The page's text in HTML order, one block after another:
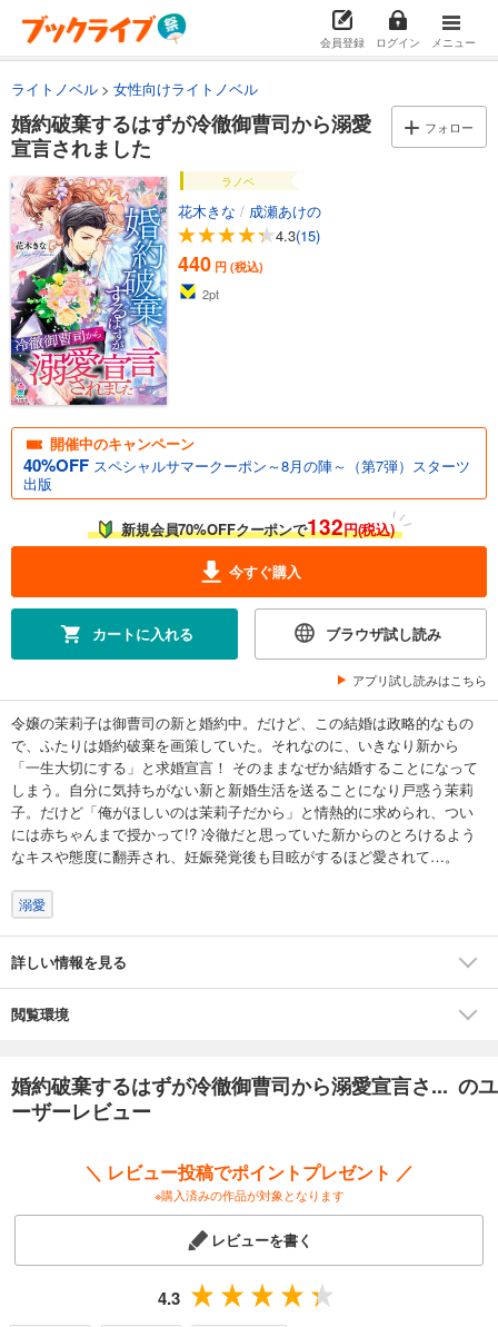
会員登録 ログイン メニュー
ライトノベル 女性向けライトノベル
婚約破棄するはずが冷徹御曹司から溺愛
宣言されました
フォロー
ラノベ
花木きな / 成瀬あけの
4.3(15)
440 円 (税込)
2pt
開催中のキャンペーン
40%OFF スペシャルサマークーポン～8月の陣～（第7弾）スターツ
出版
新規会員70%OFFクーポンで132円(税込)
今すぐ購入
カートに入れる ブラウザ試し読み
アプリ試し読みはこちら
令嬢の茉莉子は御曹司の新と婚約中。だけど、この結婚は政略的なもの
で、ふたりは婚約破棄を画策していた。それなのに、いきなり新から
「一生大切にする」と求婚宣言！ そのままなぜか結婚することになって
しまう。自分に気持ちがない新と新婚生活を送ることになり戸惑う茉莉
子。だけど「俺がほしいのは茉莉子だから」と情熱的に求められ、つい
には赤ちゃんまで授かって!? 冷徹だと思っていた新からのとろけるよう
なキスや態度に翻弄され、妊娠発覚後も目眩がするほど愛されて…。
溺愛
詳しい情報を見る
閲覧環境
婚約破棄するはずが冷徹御曹司から溺愛宣言さ... のユ
ーザーレビュー
＼ レビュー投稿でポイントプレゼント ／
※購入済みの作品が対象となります
レビューを書く
4.3